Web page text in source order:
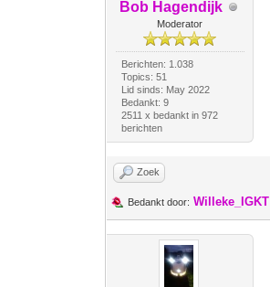
Bob Hagendijk
Moderator
Berichten: 1.038
Topics: 51
Lid sinds: May 2022
Bedankt: 9
2511 x bedankt in 972
berichten
Zoek
Bedankt door: Willeke_IGKT